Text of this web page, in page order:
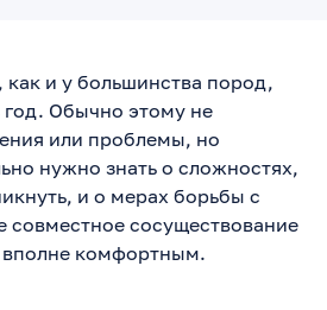
как и у большинства пород,
Обычно этому не
или проблемы, но
нужно знать о сложностях,
и о мерах борьбы с
совместное сосуществование
комфортным.